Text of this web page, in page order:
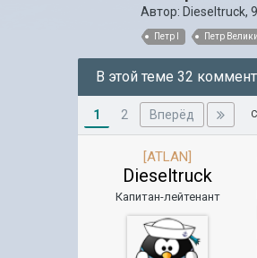
Автор: Dieseltruck,
Петр I Петр
В этой теме 32
1 2 Вперёд
[ATLAN]
Dieseltruck
Капитан-лейтенант